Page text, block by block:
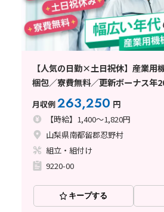
【人気の日勤×土日祝休】産業用
梱包／寮費無料／更新ボーナス年
月収例263,250 円
【時給】1,400～1,820円
山梨県南都留郡忍野村
組立・組付け
9220-00
キープする